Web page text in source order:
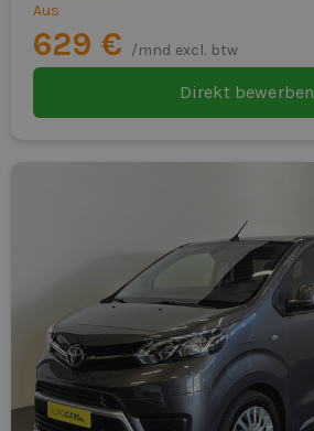
Aus
629 € /mnd excl. btw
Direkt bewerben